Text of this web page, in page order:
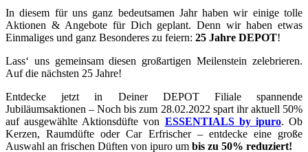
In diesem für uns ganz bedeutsamen Jahr haben wir einige tolle
Aktionen & Angebote für Dich geplant. Denn wir haben etwas
Einmaliges und ganz Besonderes zu feiern: 25 Jahre DEPOT!
Lass‘ uns gemeinsam diesen großartigen Meilenstein zelebrieren.
Auf die nächsten 25 Jahre!
Entdecke jetzt in Deiner DEPOT Filiale spannende
Jubiläumsaktionen – Noch bis zum 28.02.2022 spart ihr aktuell 50%
auf ausgewählte Aktionsdüfte von ESSENTIALS by ipuro. Ob
Kerzen, Raumdüfte oder Car Erfrischer – entdecke eine große
Auswahl an frischen Düften von ipuro um bis zu 50% reduziert!